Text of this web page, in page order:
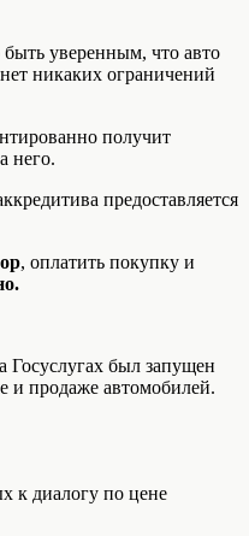
уверенным, что авто
никаких ограничений
получит
него.
предоставляется
, оплатить покупку и
Госуслугах был запущен
и продаже автомобилей.
к диалогу по цене